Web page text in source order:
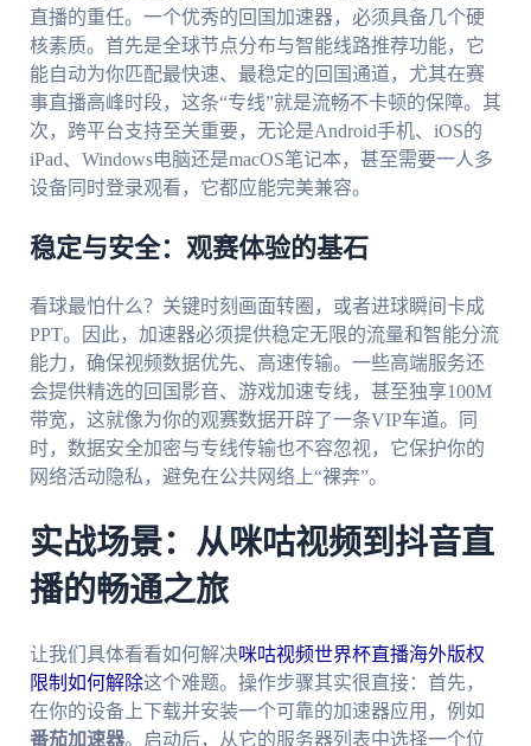
直播的重任。一个优秀的回国加速器，必须具备几个硬
核素质。首先是全球节点分布与智能线路推荐功能，它
能自动为你匹配最快速、最稳定的回国通道，尤其在赛
事直播高峰时段，这条“专线”就是流畅不卡顿的保障。其
次，跨平台支持至关重要，无论是Android手机、iOS的
iPad、Windows电脑还是macOS笔记本，甚至需要一人多
设备同时登录观看，它都应能完美兼容。
稳定与安全：观赛体验的基石
看球最怕什么？关键时刻画面转圈，或者进球瞬间卡成
PPT。因此，加速器必须提供稳定无限的流量和智能分流
能力，确保视频数据优先、高速传输。一些高端服务还
会提供精选的回国影音、游戏加速专线，甚至独享100M
带宽，这就像为你的观赛数据开辟了一条VIP车道。同
时，数据安全加密与专线传输也不容忽视，它保护你的
网络活动隐私，避免在公共网络上“裸奔”。
实战场景：从咪咕视频到抖音直
播的畅通之旅
让我们具体看看如何解决咪咕视频世界杯直播海外版权
限制如何解除这个难题。操作步骤其实很直接：首先，
在你的设备上下载并安装一个可靠的加速器应用，例如
番茄加速器。启动后，从它的服务器列表中选择一个位